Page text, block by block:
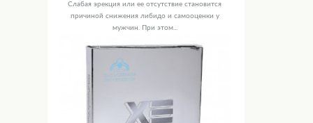
Слабая эрекция или ее отсутствие становится
причиной снижения либидо и самооценки у
мужчин. При этом...